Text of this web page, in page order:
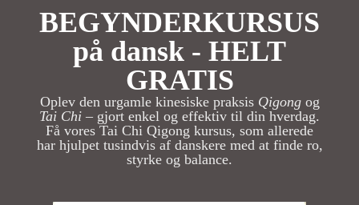
BEGYNDERKURSUS
på dansk - HELT
GRATIS
Oplev den urgamle kinesiske praksis Qigongog
Tai Chi – gjort enkel og effektiv til din hverdag.
Få vores Tai Chi Qigong kursus, som allerede
har hjulpet tusindvis af danskere med at finde ro,
styrke og balance.